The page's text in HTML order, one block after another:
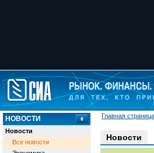
Главная страница
НОВОСТИ
Новости
Все новости
Новости